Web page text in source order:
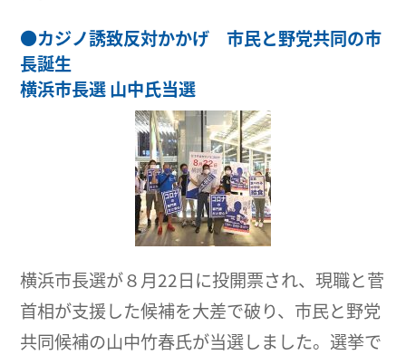
●カジノ誘致反対かかげ 市民と野党共同の市
長誕生
横浜市長選 山中氏当選
横浜市長選が８月22日に投開票され、現職と菅
首相が支援した候補を大差で破り、市民と野党
共同候補の山中竹春氏が当選しました。選挙で